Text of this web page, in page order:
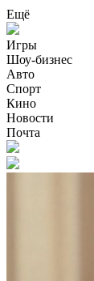
Ещё
Игры
Шоу-бизнес
Авто
Спорт
Кино
Новости
Почта